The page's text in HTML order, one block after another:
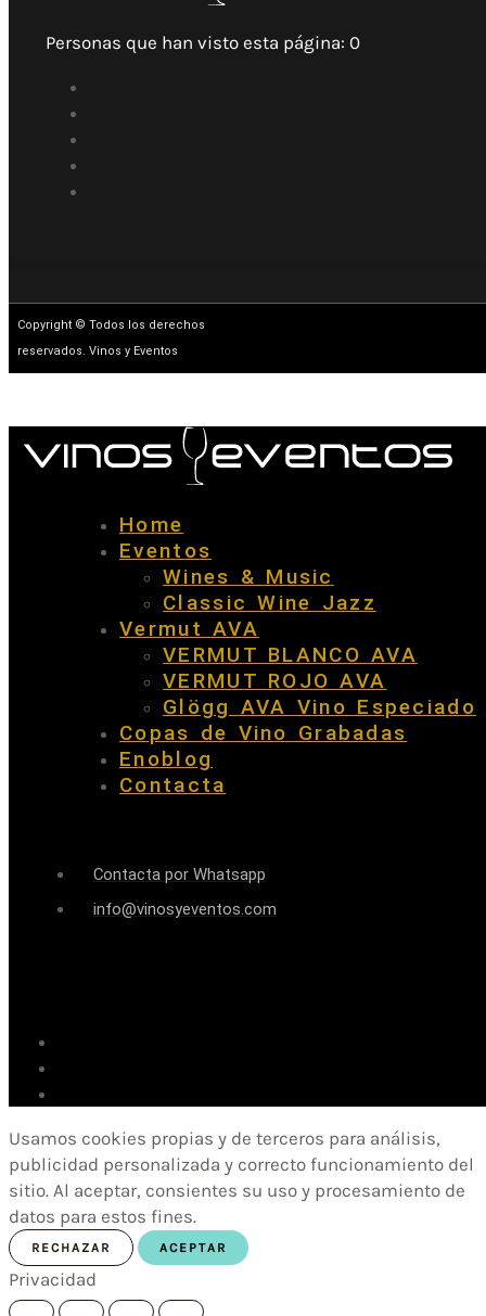
Personas que han visto esta página: 0
Copyright © Todos los derechos
reservados. Vinos y Eventos
Home
Eventos
Wines & Music
Classic Wine Jazz
Vermut AVA
VERMUT BLANCO AVA
VERMUT ROJO AVA
Glögg AVA Vino Especiado
Copas de Vino Grabadas
Enoblog
Contacta
Contacta por Whatsapp
info@vinosyeventos.com
Usamos cookies propias y de terceros para análisis,
publicidad personalizada y correcto funcionamiento del
sitio. Al aceptar, consientes su uso y procesamiento de
datos para estos fines.
RECHAZAR ACEPTAR
Privacidad